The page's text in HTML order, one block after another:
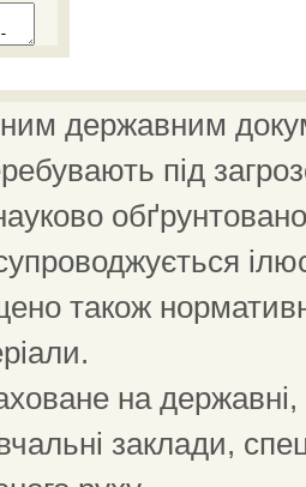
державним
під
також
на державні,
заклади,